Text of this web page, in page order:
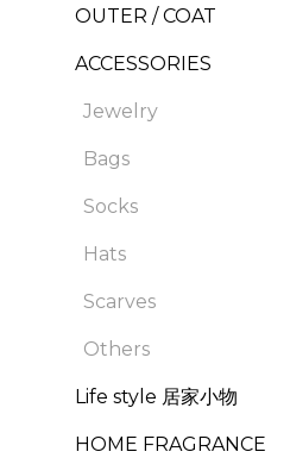
OUTER / COAT
ACCESSORIES
Jewelry
Bags
Socks
Hats
Scarves
Others
Life style 居家小物
HOME FRAGRANCE